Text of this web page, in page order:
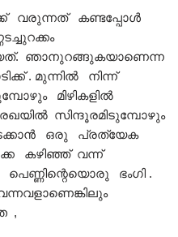
വരുന്നത് കണ്ടപ്പോൾ
ഞാനുറങ്ങുകയാണെന്ന
. മുന്നിൽ നിന്ന്
മിഴികളിൽ
സിന്ദൂരമിടുമ്പോഴും
ഒരു പ്രത്യേക
കഴിഞ്ഞ് വന്ന്
ഭംഗി .
,